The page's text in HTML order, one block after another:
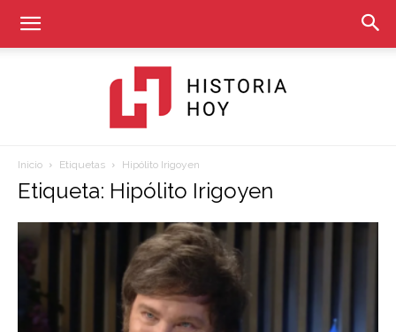
Historia
Hoy
Inicio Etiquetas Hipólito Irigoyen
Etiqueta: Hipólito Irigoyen